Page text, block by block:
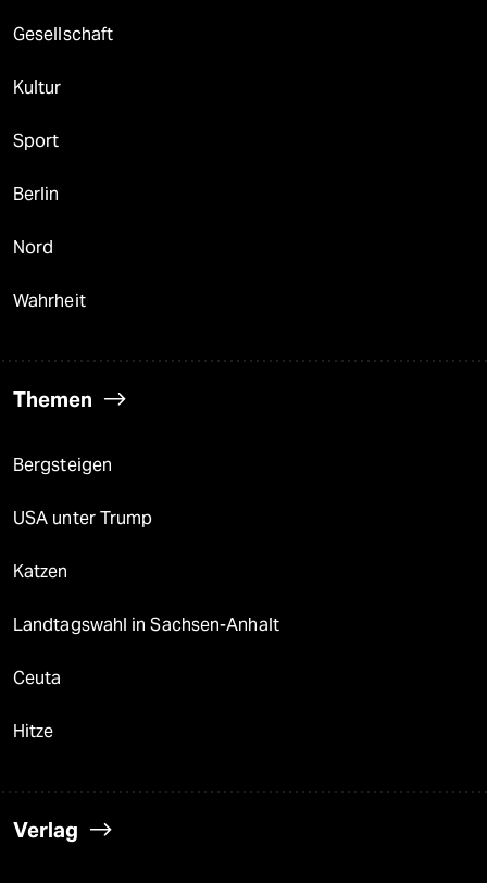
Gesellschaft
Kultur
Sport
Berlin
Nord
Wahrheit
Themen
Bergsteigen
USA unter Trump
Katzen
Landtagswahl in Sachsen-Anhalt
Ceuta
Hitze
Verlag